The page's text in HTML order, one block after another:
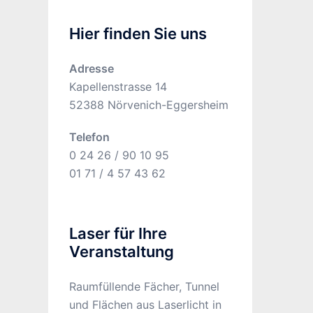
Hier finden Sie uns
Adresse
Kapellenstrasse 14
52388 Nörvenich-Eggersheim
Telefon
0 24 26 / 90 10 95
01 71 / 4 57 43 62
Laser für Ihre
Veranstaltung
Raumfüllende Fächer, Tunnel
und Flächen aus Laserlicht in